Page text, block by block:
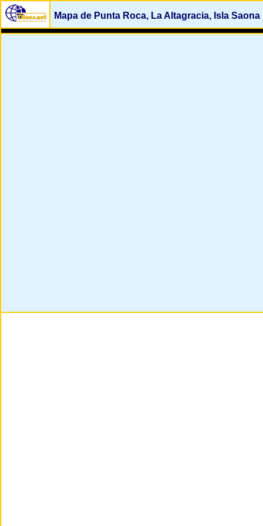
Mapa de Punta Roca, La Altagracia, Isla Saona